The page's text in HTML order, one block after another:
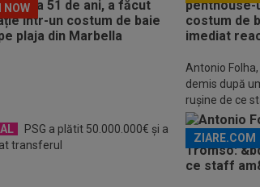
NOW
PSG a plătit 50.000.000€ și a
transferul
Antonio
demis după
rușine de ce
ZIARE.COM